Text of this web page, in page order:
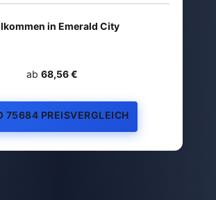
in Emerald City
ab 68,56 €
75684 PREISVERGLEICH